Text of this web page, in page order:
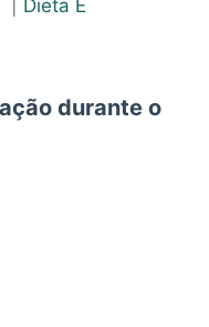
| Dieta E
durante o